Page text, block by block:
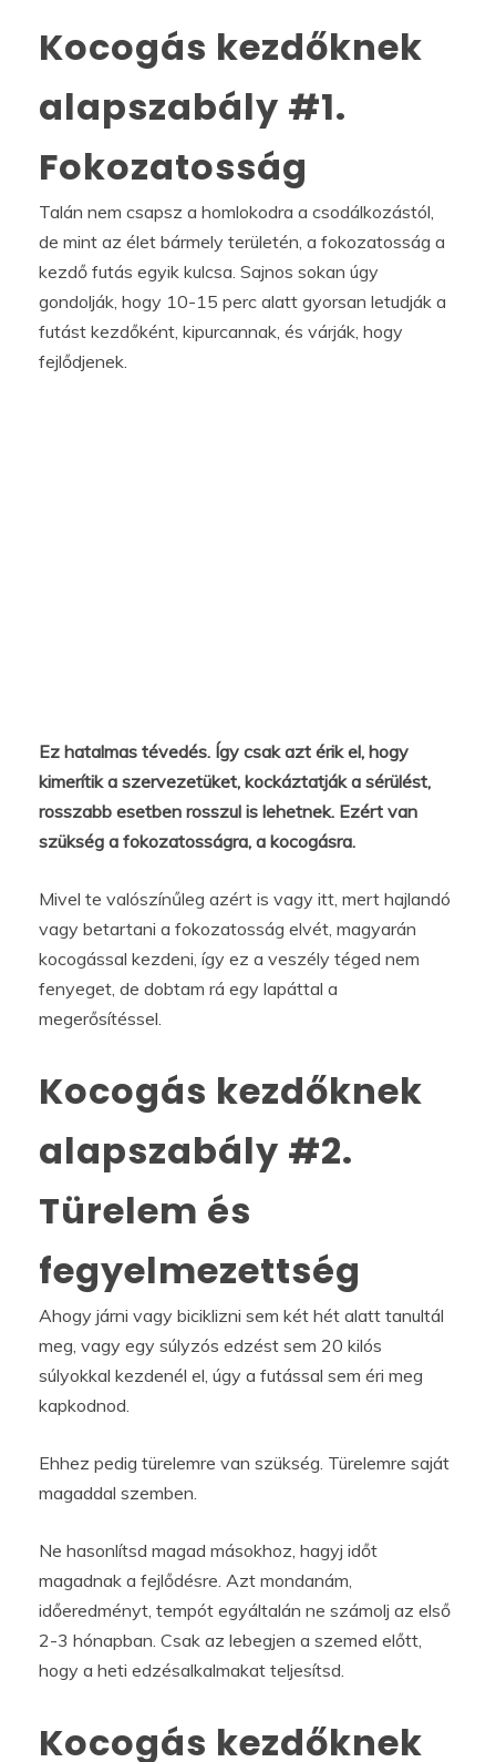
Kocogás kezdőknek
alapszabály #1.
Fokozatosság
Talán nem csapsz a homlokodra a csodálkozástól,
de mint az élet bármely területén, a fokozatosság a
kezdő futás egyik kulcsa. Sajnos sokan úgy
gondolják, hogy 10-15 perc alatt gyorsan letudják a
futást kezdőként, kipurcannak, és várják, hogy
fejlődjenek.
Ez hatalmas tévedés. Így csak azt érik el, hogy
kimerítik a szervezetüket, kockáztatják a sérülést,
rosszabb esetben rosszul is lehetnek. Ezért van
szükség a fokozatosságra, a kocogásra.
Mivel te valószínűleg azért is vagy itt, mert hajlandó
vagy betartani a fokozatosság elvét, magyarán
kocogással kezdeni, így ez a veszély téged nem
fenyeget, de dobtam rá egy lapáttal a
megerősítéssel.
Kocogás kezdőknek
alapszabály #2.
Türelem és
fegyelmezettség
Ahogy járni vagy biciklizni sem két hét alatt tanultál
meg, vagy egy súlyzós edzést sem 20 kilós
súlyokkal kezdenél el, úgy a futással sem éri meg
kapkodnod.
Ehhez pedig türelemre van szükség. Türelemre saját
magaddal szemben.
Ne hasonlítsd magad másokhoz, hagyj időt
magadnak a fejlődésre. Azt mondanám,
időeredményt, tempót egyáltalán ne számolj az első
2-3 hónapban. Csak az lebegjen a szemed előtt,
hogy a heti edzésalkalmakat teljesítsd.
Kocogás kezdőknek